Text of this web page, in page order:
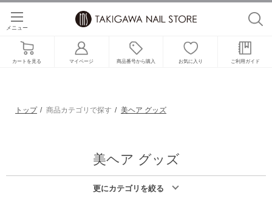
カートを見る マイページ 商品番号から購入 お気に入り ご利用ガイド
メニュー
トップ 商品カテゴリで探す 美ヘア グッズ
美ヘア グッズ
更にカテゴリを絞る